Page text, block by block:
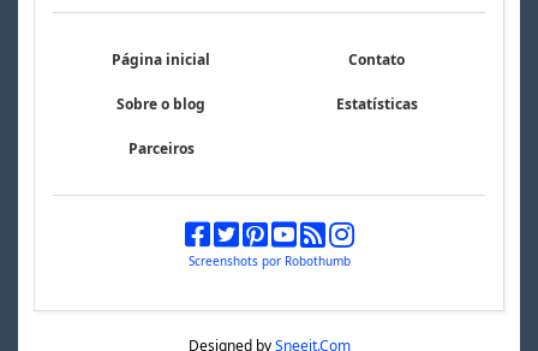
Página inicial Contato
Sobre o blog Estatísticas
Parceiros
Screenshots por Robothumb
Designed bySneeit.Com